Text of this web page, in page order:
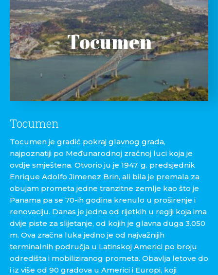
Tocumen
Tocumen
Tocumen je gradić pokraj glavnog grada,
najpoznatiji po Međunarodnoj zračnoj luci koja je
ovdje smještena. Otvorio ju je 1947. g. predsjednik
Enrique Adolfo Jimenez Brin, ali bila je premala za
obujam prometa jedne tranzitne zemlje kao što je
Panama pa se 70-ih godina krenulo u proširenje i
renovaciju. Danas je jedna od rijetkih u regiji koja ima
dvije piste za slijetanje, od kojih je glavna duga 3.050
m. Ova zračna luka jedno je od najvažnijih
terminalnih područja u Latinskoj Americi po broju
odredišta i mobiliziranog prometa. Obavlja letove do
i iz više od 90 gradova u Americi i Europi, koji